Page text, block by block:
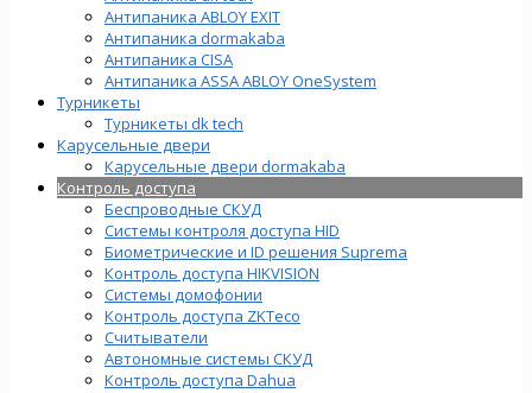
Антипаника ABLOY EXIT
Антипаника dormakaba
Антипаника СISA
Антипаника ASSA ABLOY OneSystem
Турникеты
Турникеты dk tech
Карусельные двери
Карусельные двери dormakaba
Контроль доступа
Беспроводные СКУД
Системы контроля доступа HID
Биометрические и ID решения Suprema
Контроль доступа HIKVISION
Системы домофонии
Контроль доступа ZKTeco
Считыватели
Автономные системы СКУД
Контроль доступа Dahua